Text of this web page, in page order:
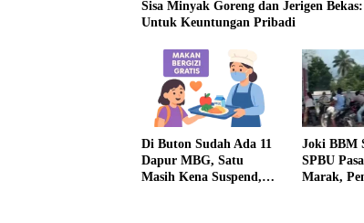
Sisa Minyak Goreng dan Jerigen
Untuk Keuntungan Pribadi
Di Buton Sudah Ada 11
Dapur MBG, Satu
Masih Kena Suspend,
Joki BBM
SPBU
Marak,